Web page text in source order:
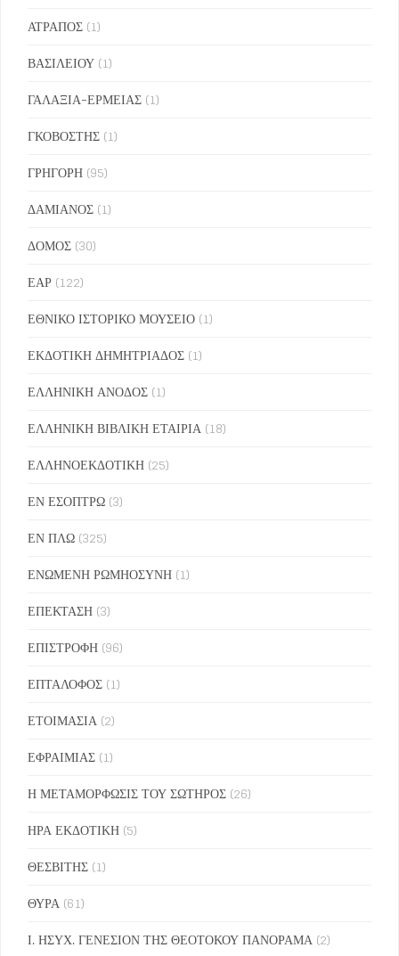
ΑΤΡΑΠΟΣ (1)
ΒΑΣΙΛΕΙΟΥ (1)
ΓΑΛΑΞΙΑ-ΕΡΜΕΙΑΣ (1)
ΓΚΟΒΟΣΤΗΣ (1)
ΓΡΗΓΟΡΗ (95)
ΔΑΜΙΑΝΟΣ (1)
ΔΟΜΟΣ (30)
ΕΑΡ (122)
ΕΘΝΙΚΟ ΙΣΤΟΡΙΚΟ ΜΟΥΣΕΙΟ (1)
ΕΚΔΟΤΙΚΗ ΔΗΜΗΤΡΙΑΔΟΣ (1)
ΕΛΛΗΝΙΚΗ ΑΝΟΔΟΣ (1)
ΕΛΛΗΝΙΚΗ ΒΙΒΛΙΚΗ ΕΤΑΙΡΙΑ (18)
ΕΛΛΗΝΟΕΚΔΟΤΙΚΗ (25)
ΕΝ ΕΣΟΠΤΡΩ (3)
ΕΝ ΠΛΩ (325)
ΕΝΩΜΕΝΗ ΡΩΜΗΟΣΥΝΗ (1)
ΕΠΕΚΤΑΣΗ (3)
ΕΠΙΣΤΡΟΦΗ (96)
ΕΠΤΑΛΟΦΟΣ (1)
ΕΤΟΙΜΑΣΙΑ (2)
ΕΦΡΑΙΜΙΑΣ (1)
Η ΜΕΤΑΜΟΡΦΩΣΙΣ ΤΟΥ ΣΩΤΗΡΟΣ (26)
ΗΡΑ ΕΚΔΟΤΙΚΗ (5)
ΘΕΣΒΙΤΗΣ (1)
ΘΥΡΑ (61)
Ι. ΗΣΥΧ. ΓΕΝΕΣΙΟΝ ΤΗΣ ΘΕΟΤΟΚΟΥ ΠΑΝΟΡΑΜΑ (2)